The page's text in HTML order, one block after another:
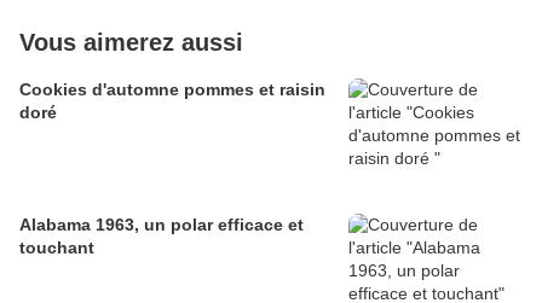
Vous aimerez aussi
Cookies d'automne pommes et raisin
doré
Alabama 1963, un polar efficace et
touchant